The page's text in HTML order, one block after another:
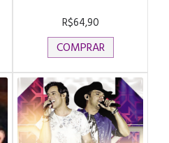
R$64,90
COMPRAR